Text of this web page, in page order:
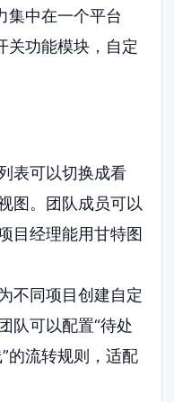
集中在一个平台
关功能模块，自定
表可以切换成看
图。团队成员可以
目经理能用甘特图
不同项目创建自定
队可以配置“待处
的流转规则，适配